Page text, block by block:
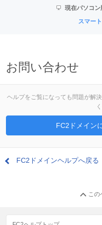
現在パソコ
スマー
お問い合わせ
ヘルプをご覧になっても問題が解
FC2ドメイン
FC2ドメインヘルプへ戻る
この